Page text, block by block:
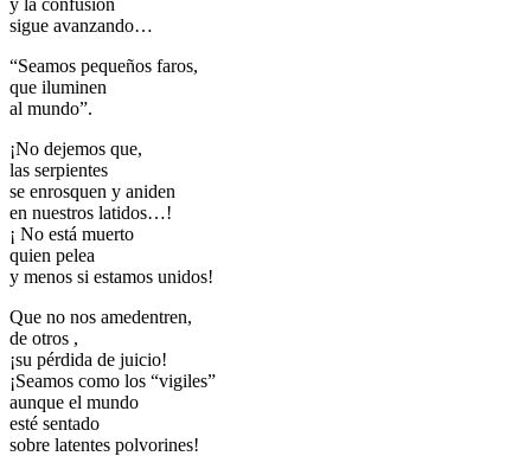
sigue avanzando…
“Seamos pequeños faros,
que iluminen
al mundo”.
¡No dejemos que,
las serpientes
se enrosquen y aniden
en nuestros latidos…!
¡ No está muerto
quien pelea
y menos si estamos unidos!
Que no nos amedentren,
de otros ,
¡su pérdida de juicio!
¡Seamos como los “vigiles”
aunque el mundo
esté sentado
sobre latentes polvorines!